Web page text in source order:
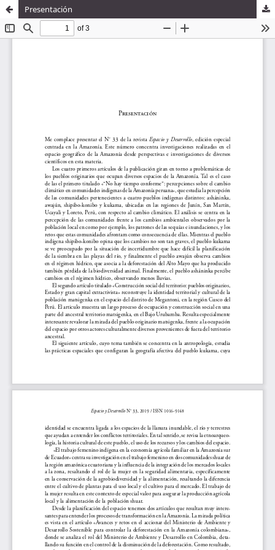
Presentación